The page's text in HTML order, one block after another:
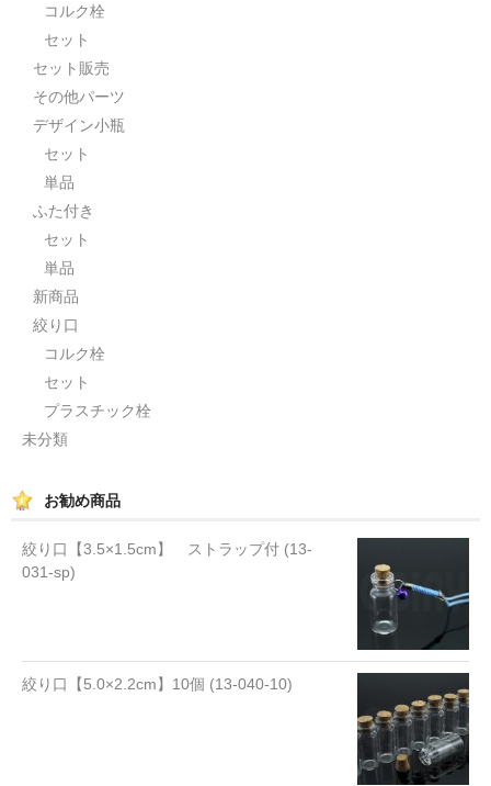
コルク栓
セット
セット販売
その他パーツ
デザイン小瓶
セット
単品
ふた付き
セット
単品
新商品
絞り口
コルク栓
セット
プラスチック栓
未分類
お勧め商品
絞り口【3.5×1.5cm】 ストラップ付 (13-
031-sp)
絞り口【5.0×2.2cm】10個 (13-040-10)